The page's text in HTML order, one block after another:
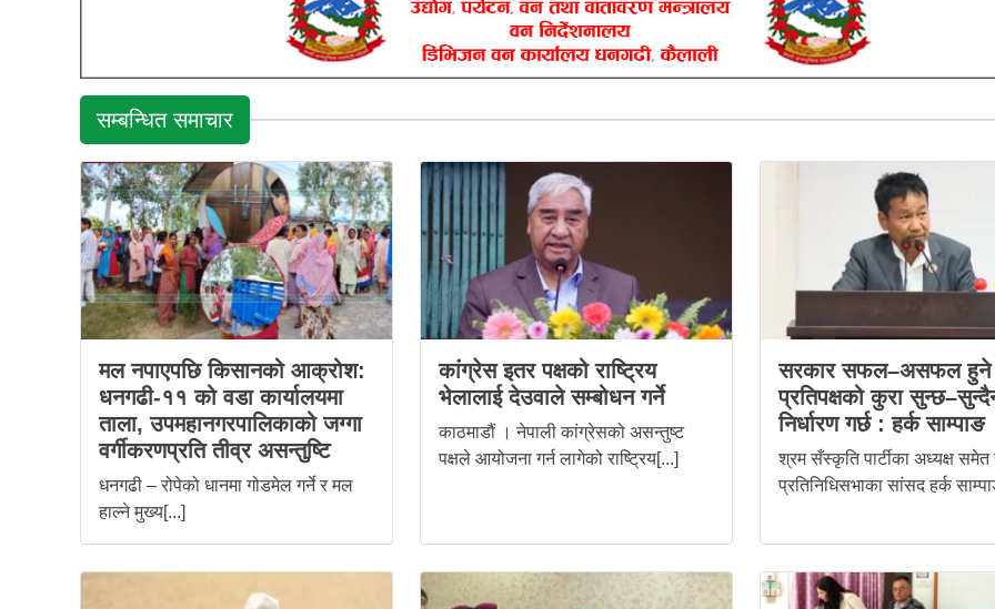
सम्बन्धित समाचार
मल नपाएपछि किसानको आक्रोश:
धनगढी-११ को वडा कार्यालयमा
ताला, उपमहानगरपालिकाको जग्गा
वर्गीकरणप्रति तीव्र असन्तुष्टि
धनगढी – रोपेको धानमा गोडमेल गर्ने र मल
हाल्ने मुख्य[...]
कांग्रेस इतर पक्षको राष्ट्रिय
भेलालाई देउवाले सम्बोधन गर्ने
काठमाडौं । नेपाली कांग्रेसको असन्तुष्ट
पक्षले आयोजना गर्न लागेको राष्ट्रिय[...]
सरकार सफल–असफल हुने
प्रतिपक्षको कुरा
निर्धारण गर्छ : हर्क साम्पाङ
श्रम सँस्कृति पार्टीका अध्यक्ष समेत
प्रतिनिधिसभाका सांसद हर्क